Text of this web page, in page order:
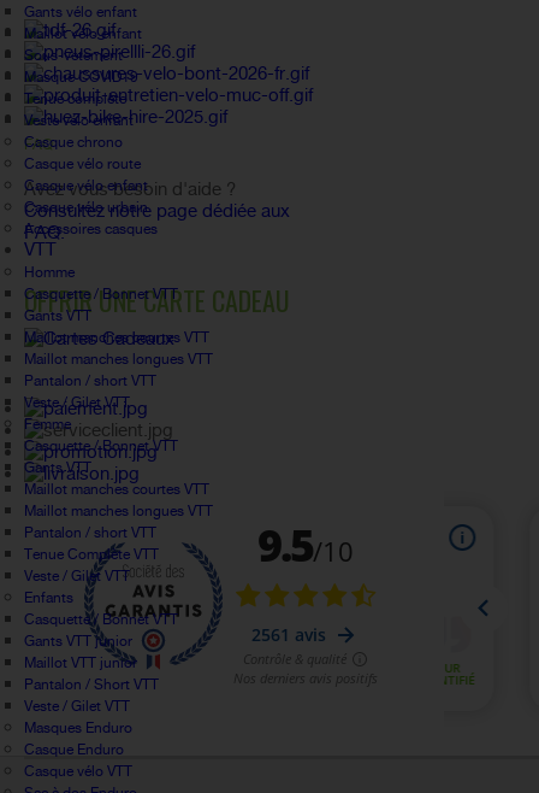
Gants vélo enfant
Maillot vélo enfant
Sous-vetement
Masque COVID19
Tenue complète
Veste vélo enfant
Casque chrono
Casque vélo route
Casque vélo enfant
Casque vélo urbain
Accessoires casques
VTT
Homme
Casquette / Bonnet VTT
Gants VTT
Maillot manches courtes VTT
Maillot manches longues VTT
Pantalon / short VTT
Veste / Gilet VTT
Femme
Casquette / Bonnet VTT
Gants VTT
Maillot manches courtes VTT
Maillot manches longues VTT
Pantalon / short VTT
Tenue Complète VTT
Veste / Gilet VTT
Enfants
Casquette / Bonnet VTT
Gants VTT junior
Maillot VTT junior
Pantalon / Short VTT
Veste / Gilet VTT
Masques Enduro
Casque Enduro
Casque vélo VTT
FAQ
Avez vous besoin d'aide ?
Consultez notre page dédiée aux
FAQ.
OFFRIR UNE CARTE CADEAU